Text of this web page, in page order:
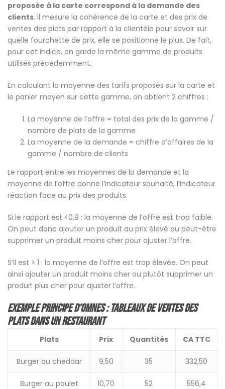
proposée à la carte correspond à la demande des
clients. ll mesure la cohérence de la carte et des prix de
ventes des plats par rapport à la clientèle pour savoir sur
quelle fourchette de prix, elle se positionne le plus. De fait,
pour cet indice, on garde la même gamme de produits
utilisés précédemment.
En calculant la moyenne des tarifs proposés sur la carte et
le panier moyen sur cette gamme, on obtient 2 chiffres :
La moyenne de l’offre = total des prix de la gamme /
nombre de plats de la gamme
La moyenne de la demande = chiffre d’affaires de la
gamme / nombre de clients
Le rapport entre les moyennes de la demande et la
moyenne de l’offre donne l’indicateur souhaité, l’indicateur
réaction face au prix des produits.
Si le rapport est <0,9 : la moyenne de l’offre est trop faible.
On peut donc ajouter un produit au prix élevé ou peut-être
supprimer un produit moins cher pour ajuster l’offre.
S’il est > 1 : la moyenne de l’offre est trop élevée. On peut
ainsi ajouter un produit moins cher ou plutôt supprimer un
produit plus cher pour ajuster l’offre.
Exemple Principe d’Omnes : tableaux de ventes des
plats dans un restaurant
Plats Prix Quantités CA TTC
Burger au cheddar 9,50 35 332,50
Burger au poulet 10,70 52 556,4